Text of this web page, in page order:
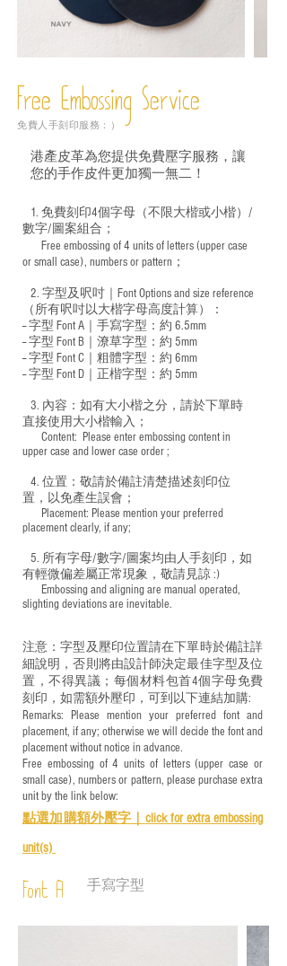
Free Embossing Service
免費人手刻印服務：）
港產皮革為您提供免費壓字服務，讓
您的手作皮件更加獨一無二！
1. 免費刻印4個字母（不限大楷或小楷）/
數字/圖案組合；
Free embossing of 4 units of letters (upper case
or small case), numbers or pattern；
2. 字型及呎吋｜ Font Options and size reference
（所有呎吋以大楷字母高度計算）：
-- 字型 Font A｜手寫字型：約 6.5mm
-- 字型 Font B｜潦草字型： 約 5mm
-- 字型 Font C｜粗體字型：約 6mm
-- 字型 Font D｜正楷字型： 約 5mm
3. 內容：如有大小楷之分，請於下單時
直接使用大小楷輸入；
​ Content: Please enter embossing content in
upper case and lower case order ;
4. 位置：敬請於備註清楚描述刻印位
置，以免產生誤會；
​ Placement: Please mention your preferred
placement clearly, if any;
5. 所有字母/數字/圖案均由人手刻印，如
有輕微偏差屬正常現象，敬請見諒 :)
​ Embossing and aligning are manual operated,
slighting deviations are inevitable.
注意：字型及壓印位置請在下單時於備註詳
細說明，否則將由設計師決定最佳字型及位
置，不得異議；每個材料包首4個字母免費
刻印，如需額外壓印，可到以下連結加購:
Remarks: Please mention your preferred font and
placement, if any; otherwise we will decide the font and
placement without notice in advance.
Free embossing of 4 units of letters (upper case or
small case), numbers or pattern, please purchase extra
unit by the link below:
點選加購額外壓字｜ click for extra embossing
unit(s)
Font A 手寫字型